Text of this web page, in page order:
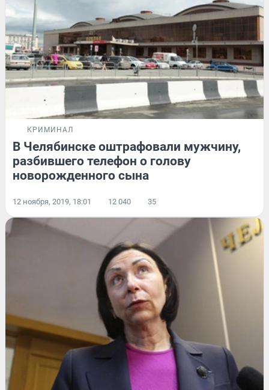
КРИМИНАЛ
В Челябинске оштрафовали мужчину,
разбившего телефон о голову
новорожденного сына
12 ноября, 2019, 18:01 12 040 35